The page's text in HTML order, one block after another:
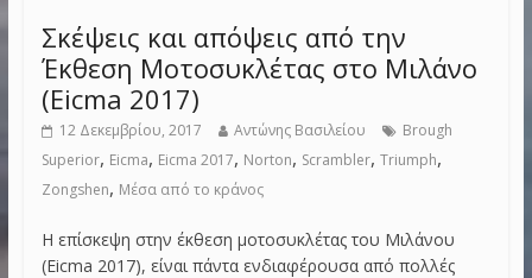
Σκέψεις και απόψεις από την
Έκθεση Μοτοσυκλέτας στο Μιλάνο
(Eicma 2017)
12 Δεκεμβρίου, 2017 Αντώνης Βασιλείου
Brough
Superior, Eicma, Eicma 2017, Norton, Scrambler, Triumph,
Zongshen, Μέσα από το κράνος
Η επίσκεψη στην έκθεση μοτοσυκλέτας του Μιλάνου
(Eicma 2017), είναι πάντα ενδιαφέρουσα από πολλές